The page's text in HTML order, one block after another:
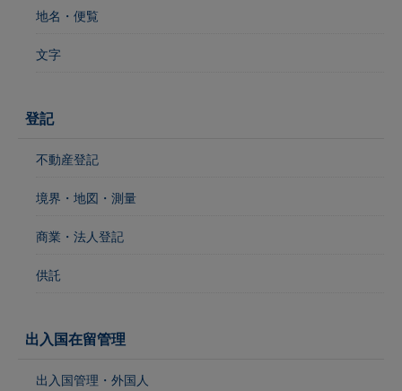
地名・便覧
文字
登記
不動産登記
境界・地図・測量
商業・法人登記
供託
出入国在留管理
出入国管理・外国人